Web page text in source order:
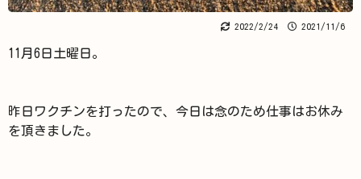
2022/2/24 2021/11/6
11月6日土曜日。
昨日ワクチンを打ったので、今日は念のため仕事はお休み
を頂きました。